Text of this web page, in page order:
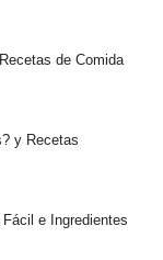
de Comida
y Recetas
e Ingredientes